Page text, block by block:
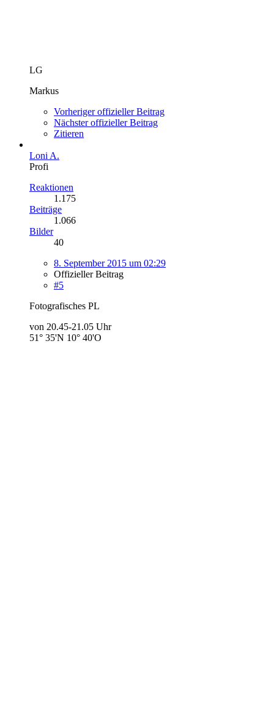
LG
Markus
Vorheriger offizieller Beitrag
Nächster offizieller Beitrag
Zitieren
Loni A.
Profi
Reaktionen
1.175
Beiträge
1.066
Bilder
40
8. September 2015 um 02:29
Offizieller Beitrag
#5
Fotografisches PL
von 20.45-21.05 Uhr
51° 35'N 10° 40'O